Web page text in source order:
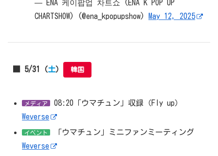
— ENA 케이팝업 차트쇼 (ENA K POP UP
CHARTSHOW) (@ena_kpopupshow)
May 12, 2025
■ 5/31（土） 韓国
メディア
08:20「ウマチュン」収録（Fly up）
Weverse
イベント
「ウマチュン」ミニファンミーティング
Weverse